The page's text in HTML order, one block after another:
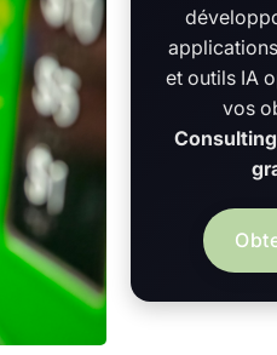
et outils IA
vos